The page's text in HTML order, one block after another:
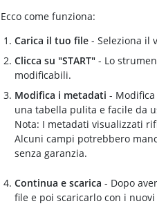
Ecco come funziona:
Carica il tuo file- Seleziona il
Clicca su "START"- Lo
modificabili.
Modifica i metadati -
una tabella pulita e facile da
Nota: I metadati visualizzati
Alcuni campi potrebbero
senza garanzia.
Continua e scarica - Dopo
file e poi scaricarlo con i